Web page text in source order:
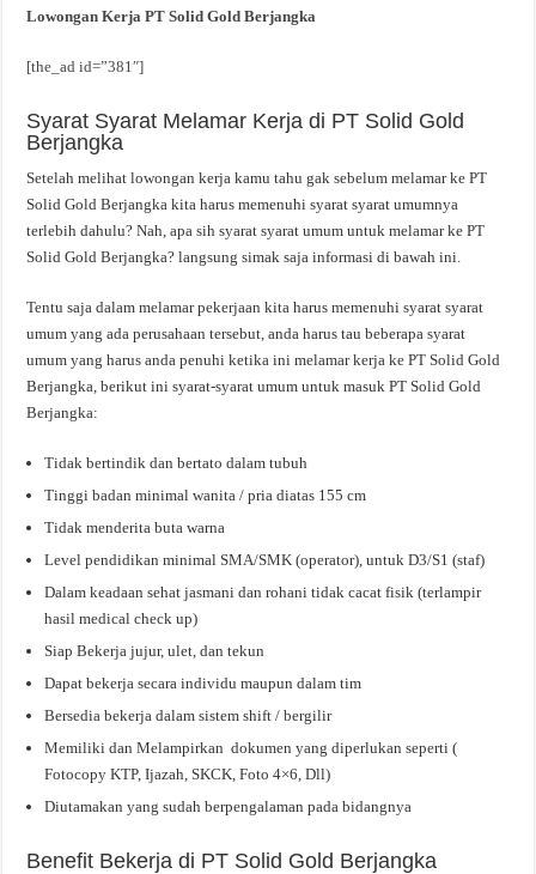
Lowongan Kerja PT Solid Gold Berjangka
[the_ad id=”381″]
Syarat Syarat Melamar Kerja di PT Solid Gold
Berjangka
Setelah melihat lowongan kerja kamu tahu gak sebelum melamar ke PT
Solid Gold Berjangka kita harus memenuhi syarat syarat umumnya
terlebih dahulu? Nah, apa sih syarat syarat umum untuk melamar ke PT
Solid Gold Berjangka? langsung simak saja informasi di bawah ini.
Tentu saja dalam melamar pekerjaan kita harus memenuhi syarat syarat
umum yang ada perusahaan tersebut, anda harus tau beberapa syarat
umum yang harus anda penuhi ketika ini melamar kerja ke PT Solid Gold
Berjangka, berikut ini syarat-syarat umum untuk masuk PT Solid Gold
Berjangka:
Tidak bertindik dan bertato dalam tubuh
Tinggi badan minimal wanita / pria diatas 155 cm
Tidak menderita buta warna
Level pendidikan minimal SMA/SMK (operator), untuk D3/S1 (staf)
Dalam keadaan sehat jasmani dan rohani tidak cacat fisik (terlampir
hasil medical check up)
Siap Bekerja jujur, ulet, dan tekun
Dapat bekerja secara individu maupun dalam tim
Bersedia bekerja dalam sistem shift / bergilir
Memiliki dan Melampirkan dokumen yang diperlukan seperti (
Fotocopy KTP, Ijazah, SKCK, Foto 4×6, Dll)
Diutamakan yang sudah berpengalaman pada bidangnya
Benefit Bekerja di PT Solid Gold Berjangka